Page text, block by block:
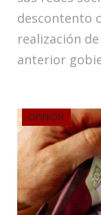
descontento
realización
anterior
OPINIÓN